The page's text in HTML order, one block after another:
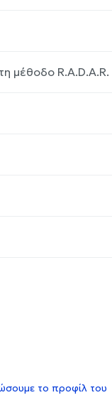
μέθοδο R.A.D.A.R.
το προφίλ του